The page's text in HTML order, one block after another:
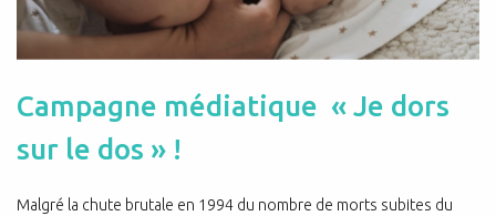
Campagne médiatique « Je dors
sur le dos » !
Malgré la chute brutale en 1994 du nombre de morts subites du